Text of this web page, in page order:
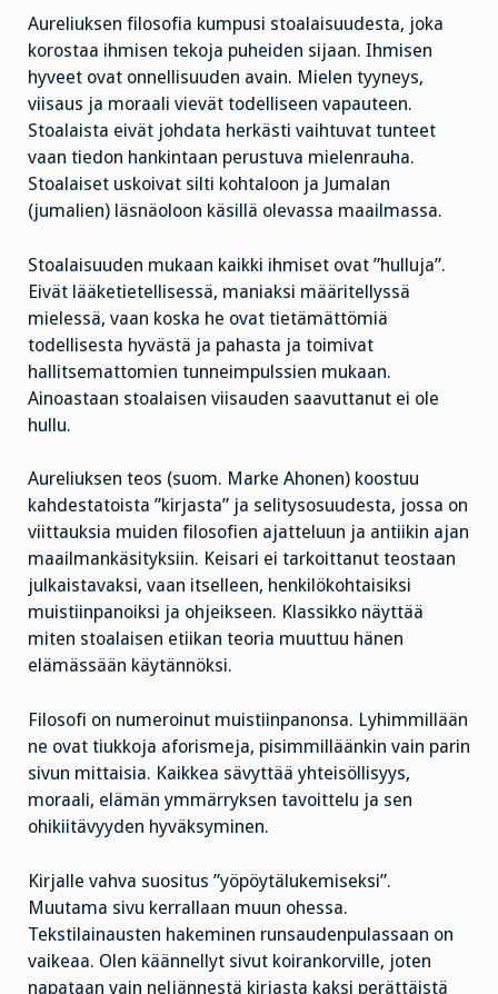
Aureliuksen filosofia kumpusi stoalaisuudesta, joka
korostaa ihmisen tekoja puheiden sijaan. Ihmisen
hyveet ovat onnellisuuden avain. Mielen tyyneys,
viisaus ja moraali vievät todelliseen vapauteen.
Stoalaista eivät johdata herkästi vaihtuvat tunteet
vaan tiedon hankintaan perustuva mielenrauha.
Stoalaiset uskoivat silti kohtaloon ja Jumalan
(jumalien) läsnäoloon käsillä olevassa maailmassa.
Stoalaisuuden mukaan kaikki ihmiset ovat ”hulluja”.
Eivät lääketietellisessä, maniaksi määritellyssä
mielessä, vaan koska he ovat tietämättömiä
todellisesta hyvästä ja pahasta ja toimivat
hallitsemattomien tunneimpulssien mukaan.
Ainoastaan stoalaisen viisauden saavuttanut ei ole
hullu.
Aureliuksen teos (suom. Marke Ahonen) koostuu
kahdestatoista ”kirjasta” ja selitysosuudesta, jossa on
viittauksia muiden filosofien ajatteluun ja antiikin ajan
maailmankäsityksiin. Keisari ei tarkoittanut teostaan
julkaistavaksi, vaan itselleen, henkilökohtaisiksi
muistiinpanoiksi ja ohjeikseen. Klassikko näyttää
miten stoalaisen etiikan teoria muuttuu hänen
elämässään käytännöksi.
Filosofi on numeroinut muistiinpanonsa. Lyhimmillään
ne ovat tiukkoja aforismeja, pisimmilläänkin vain parin
sivun mittaisia. Kaikkea sävyttää yhteisöllisyys,
moraali, elämän ymmärryksen tavoittelu ja sen
ohikiitävyyden hyväksyminen.
Kirjalle vahva suositus ”yöpöytälukemiseksi”.
Muutama sivu kerrallaan muun ohessa.
Tekstilainausten hakeminen runsaudenpulassaan on
vaikeaa. Olen käännellyt sivut koirankorville, joten
napataan vain neljännestä kirjasta kaksi perättäistä